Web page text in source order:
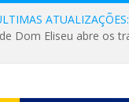
ATUALIZAÇÕES: